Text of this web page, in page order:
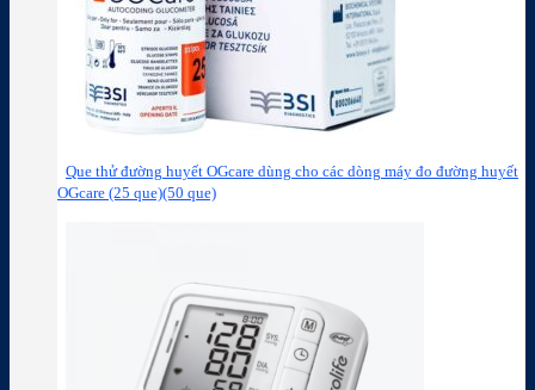
Que thử đường huyết OGcare dùng cho các dòng máy đo đường huyết
OGcare (25 que)(50 que)